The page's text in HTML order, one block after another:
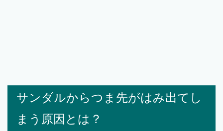
サンダルからつま先がはみ出てし
まう原因とは？